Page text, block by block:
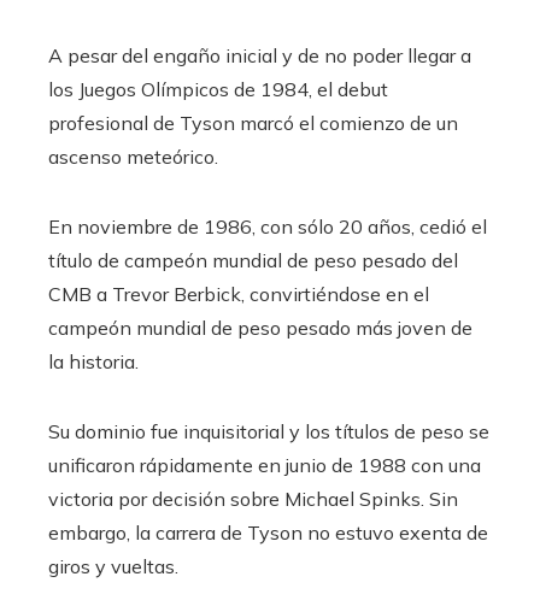
A pesar del engaño inicial y de no poder llegar a
los Juegos Olímpicos de 1984, el debut
profesional de Tyson marcó el comienzo de un
ascenso meteórico.
En noviembre de 1986, con sólo 20 años, cedió el
título de campeón mundial de peso pesado del
CMB a Trevor Berbick, convirtiéndose en el
campeón mundial de peso pesado más joven de
la historia.
Su dominio fue inquisitorial y los títulos de peso se
unificaron rápidamente en junio de 1988 con una
victoria por decisión sobre Michael Spinks. Sin
embargo, la carrera de Tyson no estuvo exenta de
giros y vueltas.